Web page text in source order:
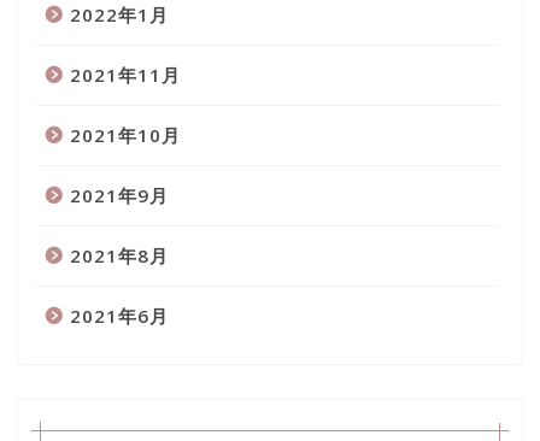
2022年1月
2021年11月
2021年10月
2021年9月
2021年8月
2021年6月